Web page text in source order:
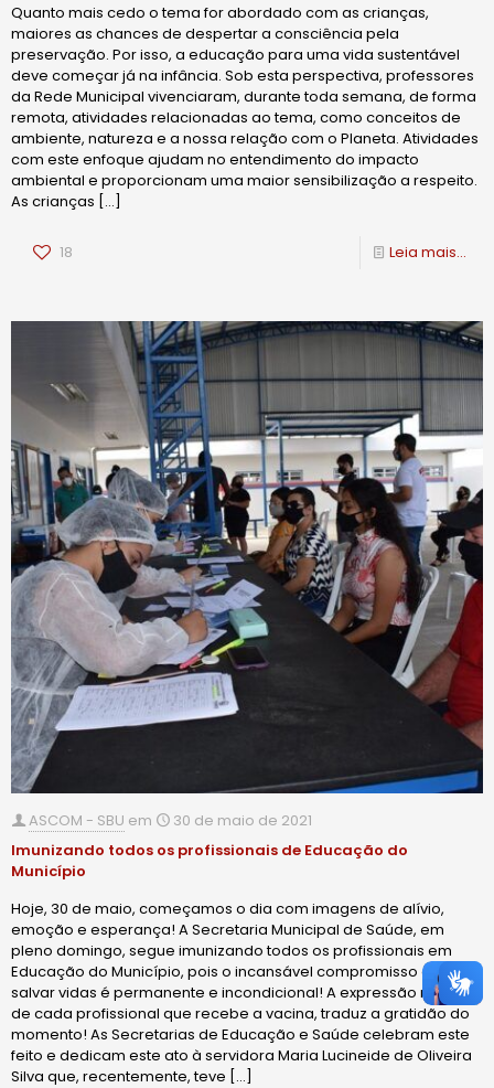
Quanto mais cedo o tema for abordado com as crianças,
maiores as chances de despertar a consciência pela
preservação. Por isso, a educação para uma vida sustentável
deve começar já na infância. Sob esta perspectiva, professores
da Rede Municipal vivenciaram, durante toda semana, de forma
remota, atividades relacionadas ao tema, como conceitos de
ambiente, natureza e a nossa relação com o Planeta. Atividades
com este enfoque ajudam no entendimento do impacto
ambiental e proporcionam uma maior sensibilização a respeito.
As crianças […]
18 Leia mais...
ASCOM - SBU em
30 de maio de 2021
Imunizando todos os profissionais de Educação do
Município
Hoje, 30 de maio, começamos o dia com imagens de alívio,
emoção e esperança! A Secretaria Municipal de Saúde, em
pleno domingo, segue imunizando todos os profissionais em
Educação do Município, pois o incansável compromisso de
salvar vidas é permanente e incondicional! A expressão na face
de cada profissional que recebe a vacina, traduz a gratidão do
momento! As Secretarias de Educação e Saúde celebram este
feito e dedicam este ato à servidora Maria Lucineide de Oliveira
Silva que, recentemente, teve […]